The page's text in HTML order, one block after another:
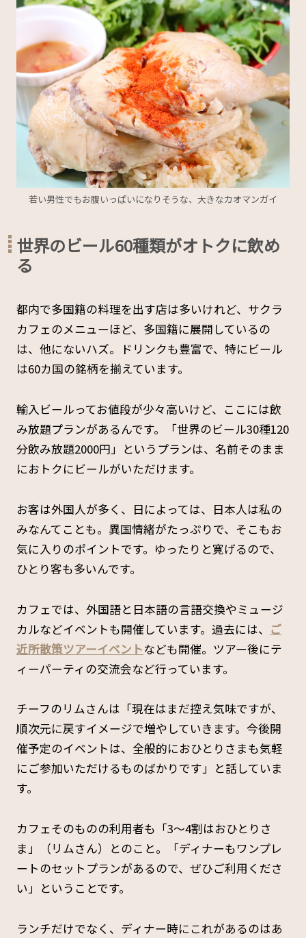
若い男性でもお腹いっぱいになりそうな、大きなカオマンガイ
世界のビール60種類がオトクに飲め
る
都内で多国籍の料理を出す店は多いけれど、サクラ
カフェのメニューほど、多国籍に展開しているの
は、他にないハズ。ドリンクも豊富で、特にビール
は60カ国の銘柄を揃えています。
輸入ビールってお値段が少々高いけど、ここには飲
み放題プランがあるんです。「世界のビール30種120
分飲み放題2000円」というプランは、名前そのまま
におトクにビールがいただけます。
お客は外国人が多く、日によっては、日本人は私の
みなんてことも。異国情緒がたっぷりで、そこもお
気に入りのポイントです。ゆったりと寛げるので、
ひとり客も多いんです。
カフェでは、外国語と日本語の言語交換やミュージ
カルなどイベントも開催しています。過去には、 ご
近所散策ツアーイベントなども開催。ツアー後にテ
ィーパーティの交流会など行っています。
チーフのリムさんは「現在はまだ控え気味ですが、
順次元に戻すイメージで増やしていきます。今後開
催予定のイベントは、全般的におひとりさまも気軽
にご参加いただけるものばかりです」と話していま
す。
カフェそのものの利用者も「3〜4割はおひとりさ
ま」（リムさん）とのこと。「ディナーもワンプレ
ートのセットプランがあるので、ぜひご利用くださ
い」ということです。
ランチだけでなく、ディナー時にこれがあるのはあ